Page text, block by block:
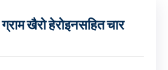
खैरो हेरोइनसहित चार